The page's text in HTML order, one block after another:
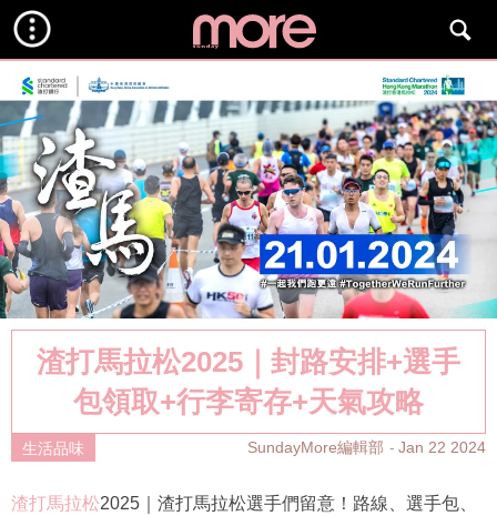
渣打馬拉松2025｜封路安排+選手
包領取+行李寄存+天氣攻略
生活品味 SundayMore編輯部 Jan 22 2024
渣打馬拉松2025｜渣打馬拉松選手們留意！路線、選手包、